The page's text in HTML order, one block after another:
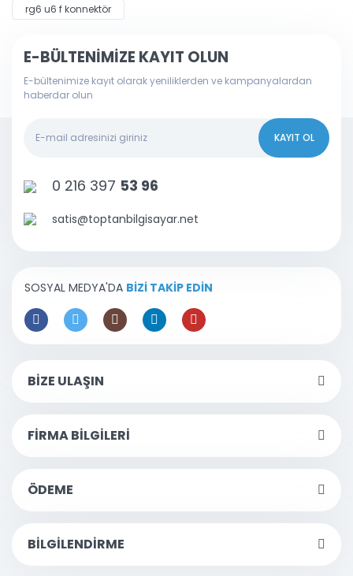
rg6 u6 f konnektör
E-BÜLTENİMİZE KAYIT OLUN
E-bültenimize kayıt olarak yeniliklerden ve kampanyalardan
haberdar olun
KAYIT OL
0 216 397 53 96
satis@toptanbilgisayar.net
SOSYAL MEDYA'DA BİZİ TAKİP EDİN
BİZE ULAŞIN
FİRMA BİLGİLERİ
ÖDEME
BİLGİLENDİRME